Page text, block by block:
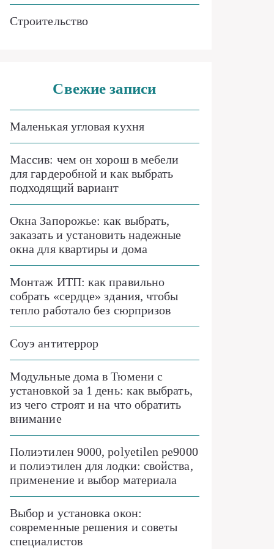
Строительство
Свежие записи
Маленькая угловая кухня
Массив: чем он хорош в мебели
для гардеробной и как выбрать
подходящий вариант
Окна Запорожье: как выбрать,
заказать и установить надежные
окна для квартиры и дома
Монтаж ИТП: как правильно
собрать «сердце» здания, чтобы
тепло работало без сюрпризов
Соуэ антитеррор
Модульные дома в Тюмени с
установкой за 1 день: как выбрать,
из чего строят и на что обратить
внимание
Полиэтилен 9000, polyetilen pe9000
и полиэтилен для лодки: свойства,
применение и выбор материала
Выбор и установка окон:
современные решения и советы
специалистов